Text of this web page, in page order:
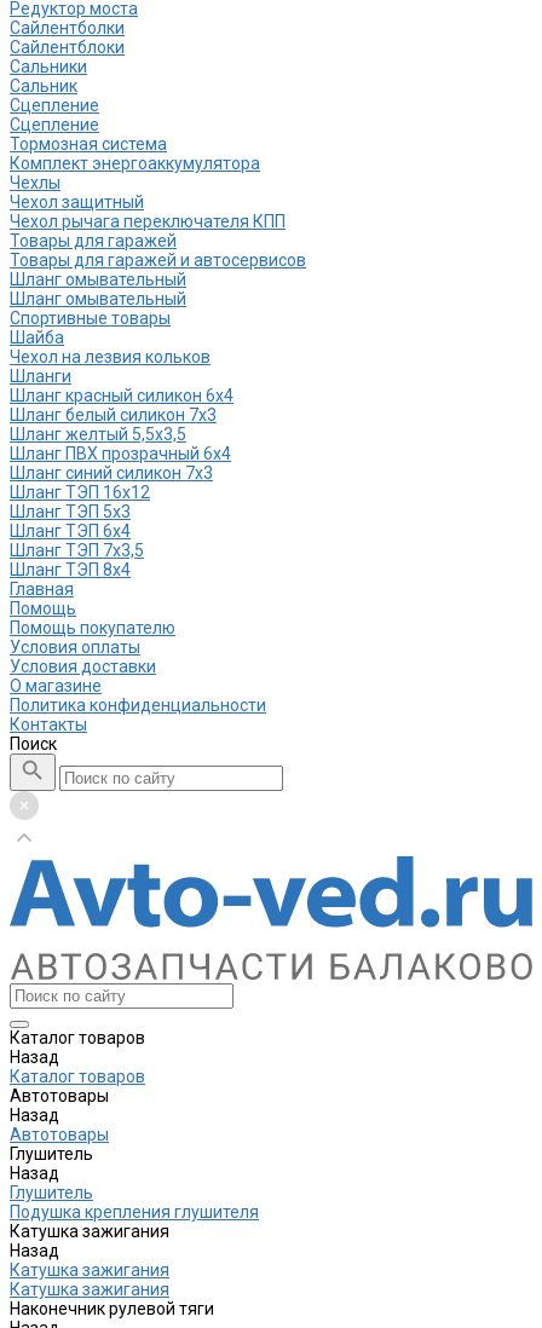
Редуктор моста
Сайлентболки
Сайлентблоки
Сальники
Сальник
Сцепление
Сцепление
Тормозная система
Комплект энергоаккумулятора
Чехлы
Чехол защитный
Чехол рычага переключателя КПП
Товары для гаражей
Товары для гаражей и автосервисов
Шланг омывательный
Шланг омывательный
Спортивные товары
Шайба
Чехол на лезвия кольков
Шланги
Шланг красный силикон 6х4
Шланг белый силикон 7х3
Шланг желтый 5,5х3,5
Шланг ПВХ прозрачный 6х4
Шланг синий силикон 7х3
Шланг ТЭП 16х12
Шланг ТЭП 5х3
Шланг ТЭП 6х4
Шланг ТЭП 7х3,5
Шланг ТЭП 8х4
Главная
Помощь
Помощь покупателю
Условия оплаты
Условия доставки
О магазине
Политика конфиденциальности
Контакты
Поиск
Каталог товаров
Назад
Каталог товаров
Автотовары
Назад
Автотовары
Глушитель
Назад
Глушитель
Подушка крепления глушителя
Катушка зажигания
Назад
Катушка зажигания
Катушка зажигания
Наконечник рулевой тяги